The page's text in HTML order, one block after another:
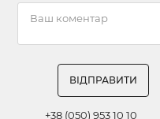
ВІДПРАВИТИ
+38 (050) 953 10 10